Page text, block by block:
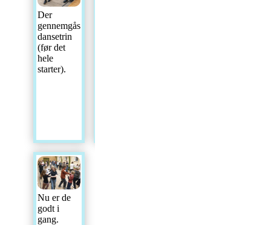
Der
gennemgås
dansetrin
(før det
hele
starter).
Nu er de
godt i
gang.